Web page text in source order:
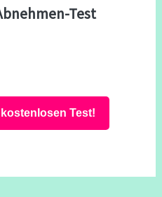
Test
Test!